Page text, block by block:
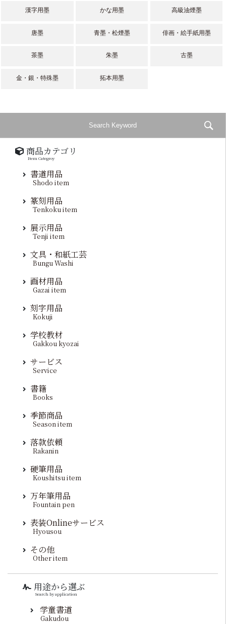
漢字用墨 かな用墨 高級油煙墨
唐墨 青墨・松煙墨 俳画・絵手紙用墨
茶墨 朱墨 古墨
金・銀・特殊墨 拓本用墨
商品カテゴリ
Item Categroy
書道用品
Shodo item
篆刻用品
Tenkoku item
展示用品
Tenji item
文具・和紙工芸
Bungu Washi
画材用品
Gazai item
刻字用品
Kokuji
学校教材
Gakkou kyozai
サービス
Service
書籍
Books
季節商品
Season item
落款依頼
Rakanin
硬筆用品
Koushitsu item
万年筆用品
Fountain pen
表装Onlineサービス
Hyousou
その他
Other item
用途から選ぶ
Search by application
学童書道
Gakudou